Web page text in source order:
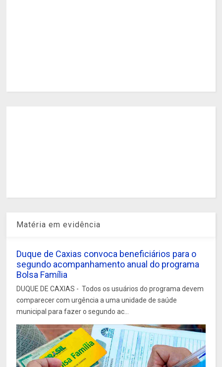
Matéria em evidência
Duque de Caxias convoca beneficiários para o
segundo acompanhamento anual do programa
Bolsa Família
DUQUE DE CAXIAS - Todos os usuários do programa devem
comparecer com urgência a uma unidade de saúde
municipal para fazer o segundo ac...